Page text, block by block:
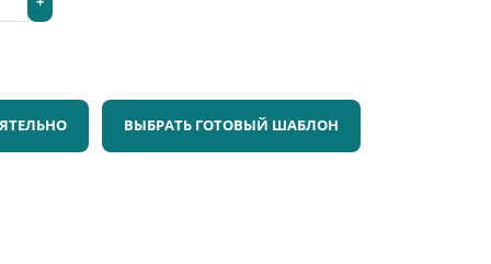
ВЫБРАТЬ ГОТОВЫЙ ШАБЛОН